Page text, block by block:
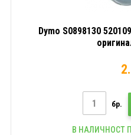
Dymo S0898130
бр.
В НАЛИЧНОСТ